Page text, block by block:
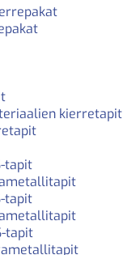
kierretapit
tapit
tapit
tapit